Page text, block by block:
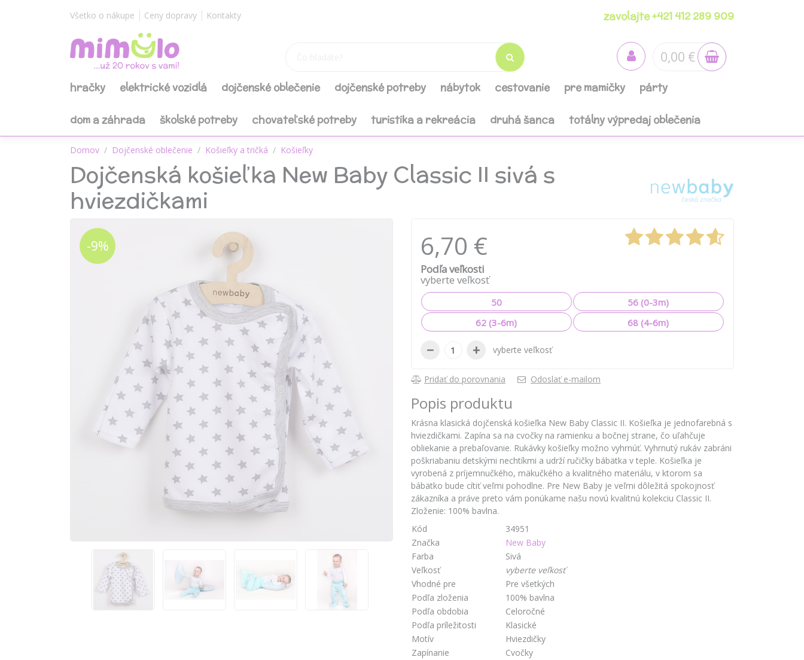
Všetko o nákupe Ceny dopravy Kontakty zavolajte +421 412 289 909
0,00 €
hračky elektrické vozidlá dojčenské oblečenie dojčenské potreby nábytok cestovanie pre mamičky párty
dom a záhrada školské potreby chovateľské potreby turistika a rekreácia druhá šanca totálny výpredaj oblečenia
Domov Dojčenské oblečenie Košieľky a tričká Košieľky
Dojčenská košieľka New Baby Classic II sivá s
hviezdičkami
-9% 6,70 €
Podľa veľkosti
vyberte veľkosť
50
56 (0-3m)
62 (3-6m)
68 (4-6m)
− + vyberte veľkosť
Pridať do porovnania Odoslať e-mailom
Popis produktu
Krásna klasická dojčenská košieľka New Baby Classic II. Košieľka je jednofarebná s
hviezdičkami. Zapína sa na cvočky na ramienku a bočnej strane, čo uľahčuje
obliekanie a prebaľovanie. Rukávky košieľky možno vyhrnúť. Vyhrnutý rukáv zabráni
poškriabaniu detskými nechtíkmi a udrží ručičky bábätka v teple. Košieľka je
vyrobená z príjemnučkého, mäkučkého a kvalitného materiálu, v ktorom sa
bábätko bude cítiť veľmi pohodlne. Pre New Baby je veľmi dôležitá spokojnosť
zákazníka a práve preto vám ponúkame našu novú kvalitnú kolekciu Classic II.
Zloženie: 100% bavlna.
Kód
34951
Značka
New Baby
Farba
Sivá
Veľkosť
vyberte veľkosť
Vhodné pre
Pre všetkých
Podľa zloženia
100% bavlna
Podľa obdobia
Celoročné
Podľa príležitosti
Klasické
Motív
Hviezdičky
Zapínanie
Cvočky